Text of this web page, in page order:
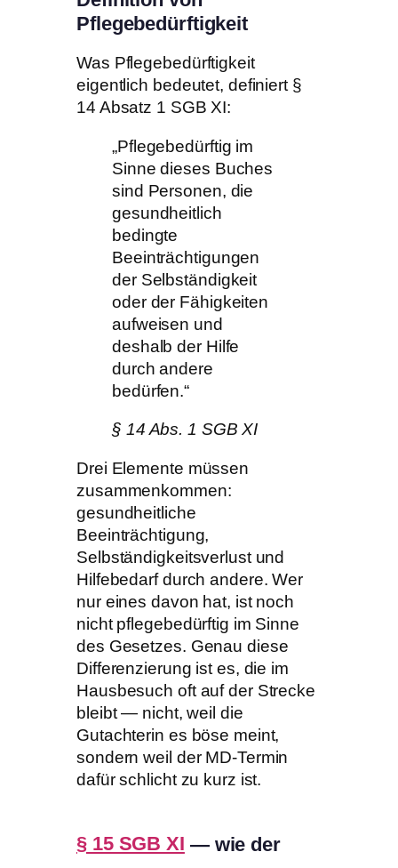
Pflegebedürftigkeit
Was Pflegebedürftigkeit
eigentlich bedeutet, definiert §
14 Absatz 1 SGB XI:
„Pflegebedürftig im
Sinne dieses Buches
sind Personen, die
gesundheitlich
bedingte
Beeinträchtigungen
der Selbständigkeit
oder der Fähigkeiten
aufweisen und
deshalb der Hilfe
durch andere
bedürfen.“
§ 14 Abs. 1 SGB XI
Drei Elemente müssen
zusammenkommen:
gesundheitliche
Beeinträchtigung,
Selbständigkeitsverlust und
Hilfebedarf durch andere. Wer
nur eines davon hat, ist noch
nicht pflegebedürftig im Sinne
des Gesetzes. Genau diese
Differenzierung ist es, die im
Hausbesuch oft auf der Strecke
bleibt — nicht, weil die
Gutachterin es böse meint,
sondern weil der MD-Termin
dafür schlicht zu kurz ist.
§ 15 SGB XI — wie der